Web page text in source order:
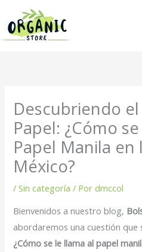
contenido
Descubriendo
Papel: ¿Cómo
Papel Manila en
México?
/Sin categoría / Pordmccol
Bienvenidos a nuestro blog,
abordaremos una cuestión que
¿Cómo se le llama al papel